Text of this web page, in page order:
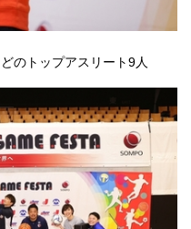
のトップアスリート9人